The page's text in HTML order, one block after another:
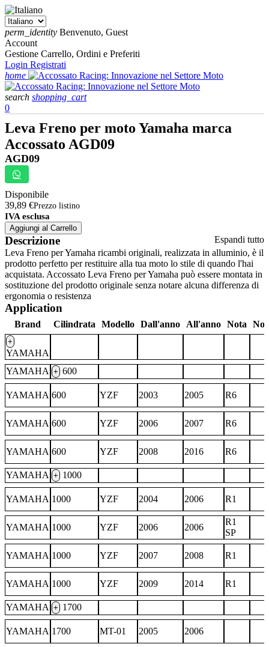
perm_identity Benvenuto, Guest
Account
Gestione Carrello, Ordini e Preferiti
Login Registrati
home
search shopping_cart
0
Leva Freno per moto Yamaha marca
Accossato AGD09
AGD09
Disponibile
39,89 €Prezzo listino
IVA esclusa
Aggiungi al Carrello
Espandi tutto
Descrizione
Leva Freno per Yamaha ricambi originali, realizzata in alluminio, è il
prodotto perfetto per restituire alla tua moto lo stile di quando l'hai
acquistata. Accossato Leva Freno per Yamaha può essere montata in
sostituzione del prodotto originale senza notare alcuna differenza di
ergonomia o resistenza
Application
Brand Cilindrata Modello Dall'anno All'anno Nota
+
YAMAHA
YAMAHA + 600
YAMAHA 600 YZF 2003 2005 R6
YAMAHA 600 YZF 2006 2007 R6
YAMAHA 600 YZF 2008 2016 R6
YAMAHA + 1000
YAMAHA 1000 YZF 2004 2006 R1
YAMAHA 1000 YZF 2006 2006
R1
SP
YAMAHA 1000 YZF 2007 2008 R1
YAMAHA 1000 YZF 2009 2014 R1
YAMAHA + 1700
YAMAHA 1700 MT-01 2005 2006